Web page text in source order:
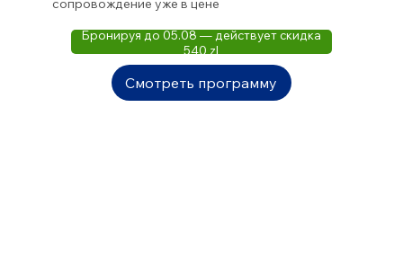
сопровождение уже в цене
Бронируя до 05.08 — действует скидка
540 zl
Смотреть программу